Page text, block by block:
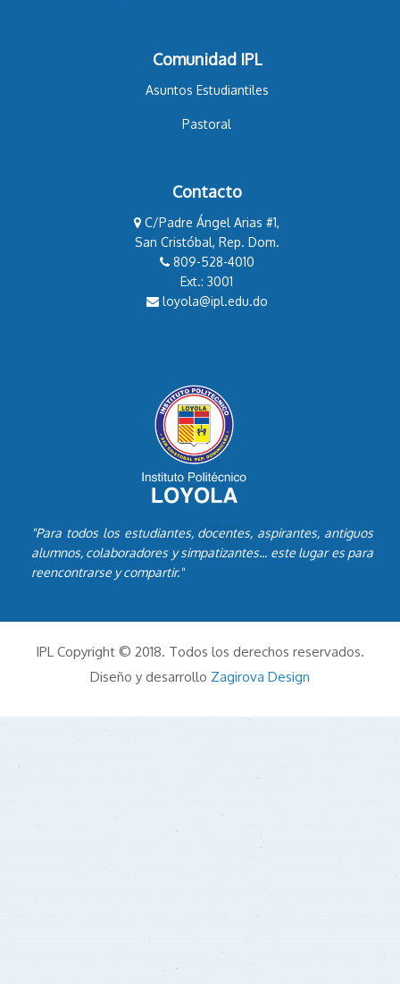
Comunidad IPL
Asuntos Estudiantiles
Pastoral
Contacto
C/Padre Ángel Arias #1,
San Cristóbal, Rep. Dom.
809-528-4010
Ext.: 3001
loyola@ipl.edu.do
"Para todos los estudiantes, docentes, aspirantes, antiguos
alumnos, colaboradores y simpatizantes... este lugar es para
reencontrarse y compartir."
IPL Copyright © 2018. Todos los derechos reservados.
Diseño y desarrollo Zagirova Design